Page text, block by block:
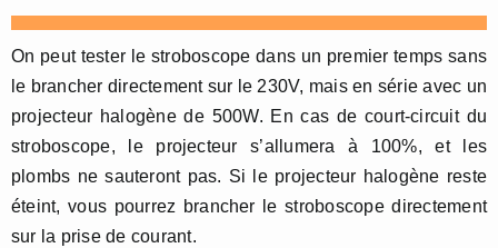
On peut tester le stroboscope dans un premier temps sans
le brancher directement sur le 230V, mais en série avec un
projecteur halogène de 500W. En cas de court-circuit du
stroboscope, le projecteur s’allumera à 100%, et les
plombs ne sauteront pas. Si le projecteur halogène reste
éteint, vous pourrez brancher le stroboscope directement
sur la prise de courant.